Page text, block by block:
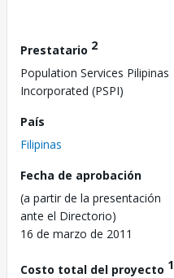
Prestatario 2
Population Services Pilipinas
Incorporated (PSPI)
País
Filipinas
Fecha de aprobación
(a partir de la presentación
ante el Directorio)
16 de marzo de 2011
Costo total del proyecto 1